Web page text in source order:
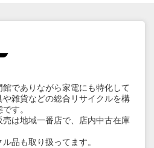
でありながら家電にも特化して
雑貨などの総合リサイクルを構
す。
は地域一番店で、店内中古在庫
品も取り扱ってます。